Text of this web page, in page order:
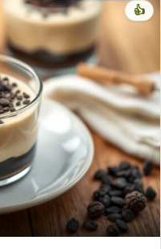
👍